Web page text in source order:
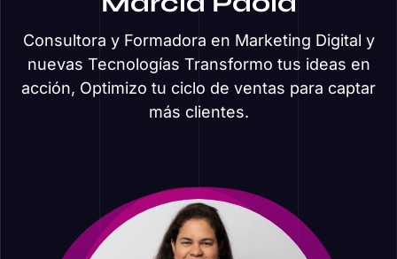
Consultora y Formadora en Marketing Digital y
nuevas Tecnologías Transformo tus ideas en
acción, Optimizo tu ciclo de ventas para captar
más clientes.